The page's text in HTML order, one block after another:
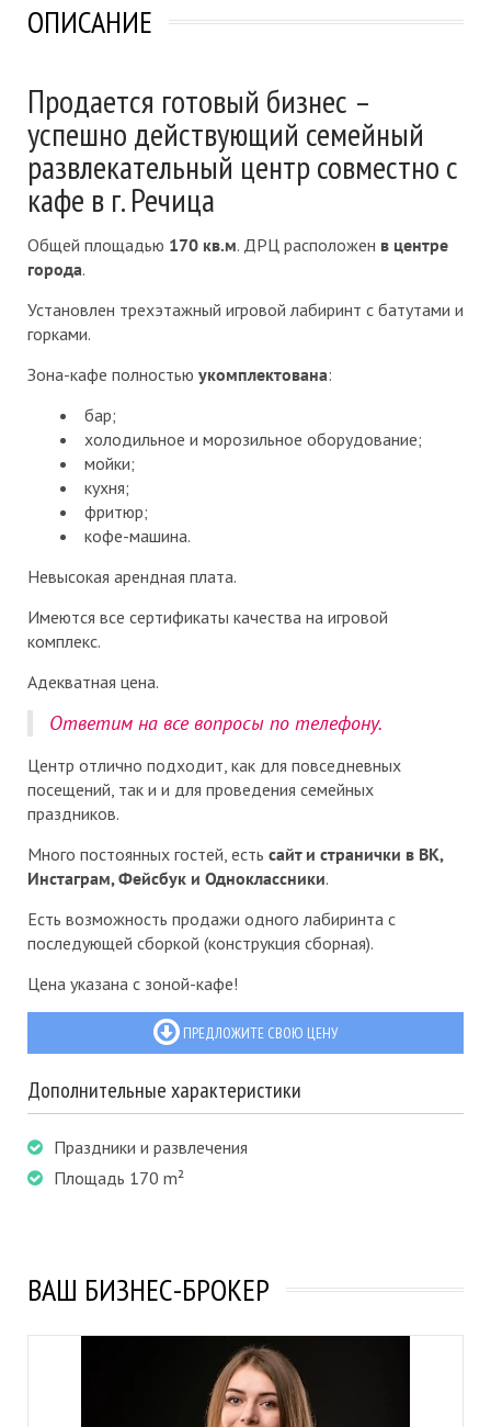
ОПИСАНИЕ
Продается готовый бизнес –
успешно действующий семейный
развлекательный центр совместно с
кафе в г. Речица
Общей площадью 170 кв.м. ДРЦ расположен в центре
города.
Установлен трехэтажный игровой лабиринт с батутами и
горками.
Зона-кафе полностью укомплектована:
бар;
холодильное и морозильное оборудование;
мойки;
кухня;
фритюр;
кофе-машина.
Невысокая арендная плата.
Имеются все сертификаты качества на игровой
комплекс.
Адекватная цена.
Ответим на все вопросы по телефону.
Центр отлично подходит, как для повседневных
посещений, так и и для проведения семейных
праздников.
Много постоянных гостей, есть сайт и странички в ВК,
Инстаграм, Фейсбук и Одноклассники.
Есть возможность продажи одного лабиринта с
последующей сборкой (конструкция сборная).
Цена указана с зоной-кафе!
ПРЕДЛОЖИТЕ СВОЮ ЦЕНУ
Дополнительные характеристики
Праздники и развлечения
Площадь 170 m²
ВАШ БИЗНЕС-БРОКЕР